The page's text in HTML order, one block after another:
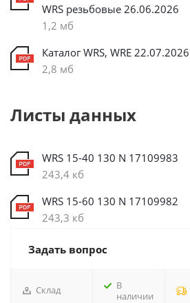
WRS резьбовые 26.06.2026
1,2 мб
Каталог WRS, WRE 22.07.2026
2,8 мб
Листы данных
WRS 15-40 130 N 17109983
243,4 кб
WRS 15-60 130 N 17109982
243,3 кб
Задать вопрос
Склад
В
наличии